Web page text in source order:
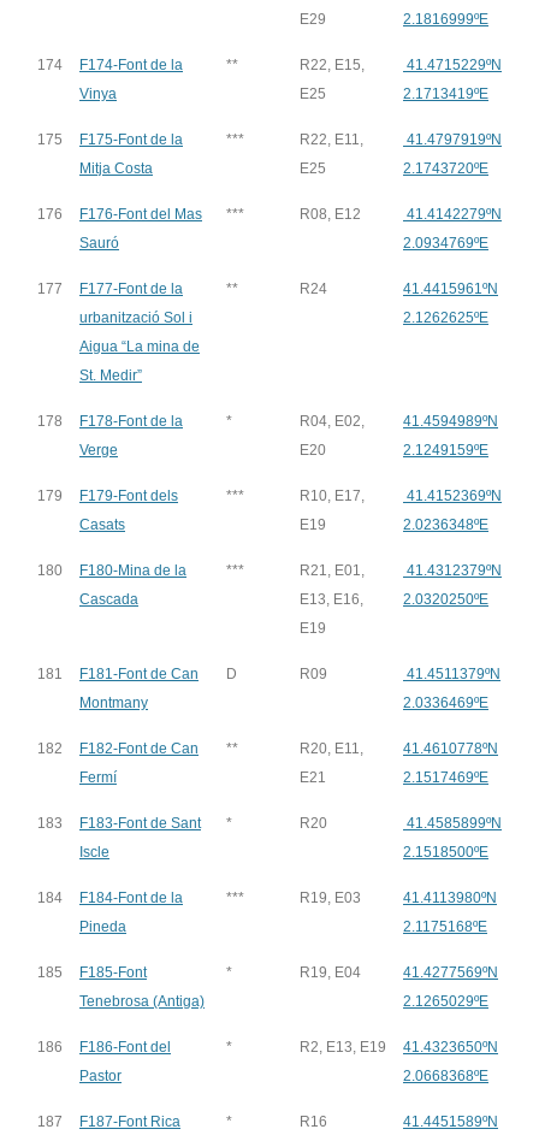
E29
2.1816999ºE
174
F174-Font de la
Vinya
**
R22, E15,
E25
41.4715229ºN
2.1713419ºE
175
F175-Font de la
Mitja Costa
***
R22, E11,
E25
41.4797919ºN
2.1743720ºE
176
F176-Font del Mas
Sauró
*** R08, E12
41.4142279ºN
2.0934769ºE
177
F177-Font de la
urbanització Sol i
Aigua “La mina de
St. Medir”
** R24
41.4415961ºN
2.1262625ºE
178
F178-Font de la
Verge
*
R04, E02,
E20
41.4594989ºN
2.1249159ºE
179
F179-Font dels
Casats
***
R10, E17,
E19
41.4152369ºN
2.0236348ºE
180
F180-Mina de la
Cascada
***
R21, E01,
E13, E16,
E19
41.4312379ºN
2.0320250ºE
181
F181-Font de Can
Montmany
D R09
41.4511379ºN
2.0336469ºE
182
F182-Font de Can
Fermí
**
R20, E11,
E21
41.4610778ºN
2.1517469ºE
183
F183-Font de Sant
Iscle
* R20
41.4585899ºN
2.1518500ºE
184
F184-Font de la
Pineda
*** R19, E03
41.4113980ºN
2.1175168ºE
185
F185-Font
Tenebrosa (Antiga)
* R19, E04
41.4277569ºN
2.1265029ºE
186
F186-Font del
Pastor
* R2, E13, E19
41.4323650ºN
2.0668368ºE
187 F187-Font Rica * R16
41.4451589ºN